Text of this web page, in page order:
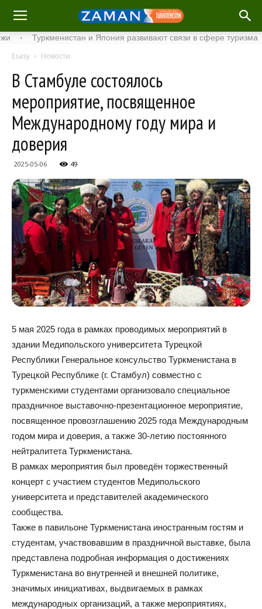
Туркменистан и Япония развивают связи в сфере туризма ·
Esasy Новости
В Стамбуле состоялось
мероприятие, посвященное
Международному году мира и
доверия
2025-05-06 49
5 мая 2025 года в рамках проводимых мероприятий в
здании Медипольского университета Турецкой
Республики Генеральное консульство Туркменистана в
Турецкой Республике (г. Стамбул) совместно с
туркменскими студентами организовало специальное
праздничное выставочно-презентационное мероприятие,
посвященное провозглашению 2025 года Международным
годом мира и доверия, а также 30-летию постоянного
нейтралитета Туркменистана.
В рамках мероприятия был проведён торжественный
концерт с участием студентов Медипольского
университета и представителей академического
сообщества.
Также в павильоне Туркменистана иностранным гостям и
студентам, участвовавшим в праздничной выставке, была
представлена подробная информация о достижениях
Туркменистана во внутренней и внешней политике,
значимых инициативах, выдвигаемых в рамках
международных организаций, а также мероприятиях,